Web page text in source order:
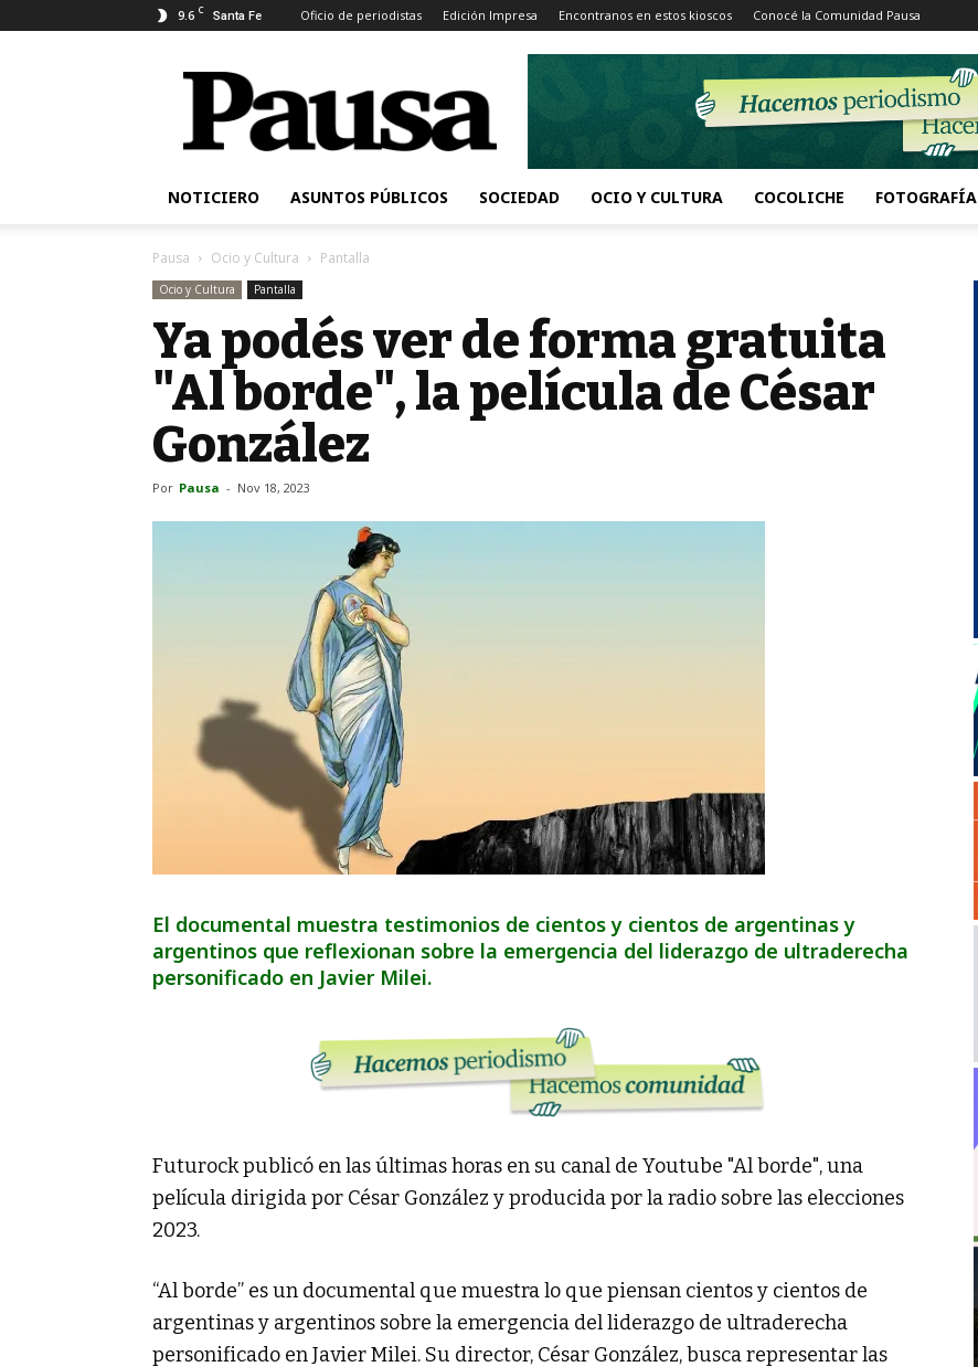
9.6 C Santa Fe Oficio de periodistas Edición Impresa Encontranos en estos kioscos Conocé la Comunidad Pausa
Pausa
NOTICIERO ASUNTOS PÚBLICOS SOCIEDAD OCIO Y CULTURA COCOLICHE FOTOGRAFÍA
Pausa Ocio y Cultura Pantalla
Ocio y Cultura Pantalla
Ya podés ver de forma gratuita
"Al borde", la película de César
González
Por Pausa - Nov 18, 2023
El documental muestra testimonios de cientos y cientos de argentinas y
argentinos que reflexionan sobre la emergencia del liderazgo de ultraderecha
personificado en Javier Milei.
Futurock publicó en las últimas horas en su canal de Youtube "Al borde", una
película dirigida por César González y producida por la radio sobre las elecciones
2023.
“Al borde” es un documental que muestra lo que piensan cientos y cientos de
argentinas y argentinos sobre la emergencia del liderazgo de ultraderecha
personificado en Javier Milei. Su director, César González, busca representar las